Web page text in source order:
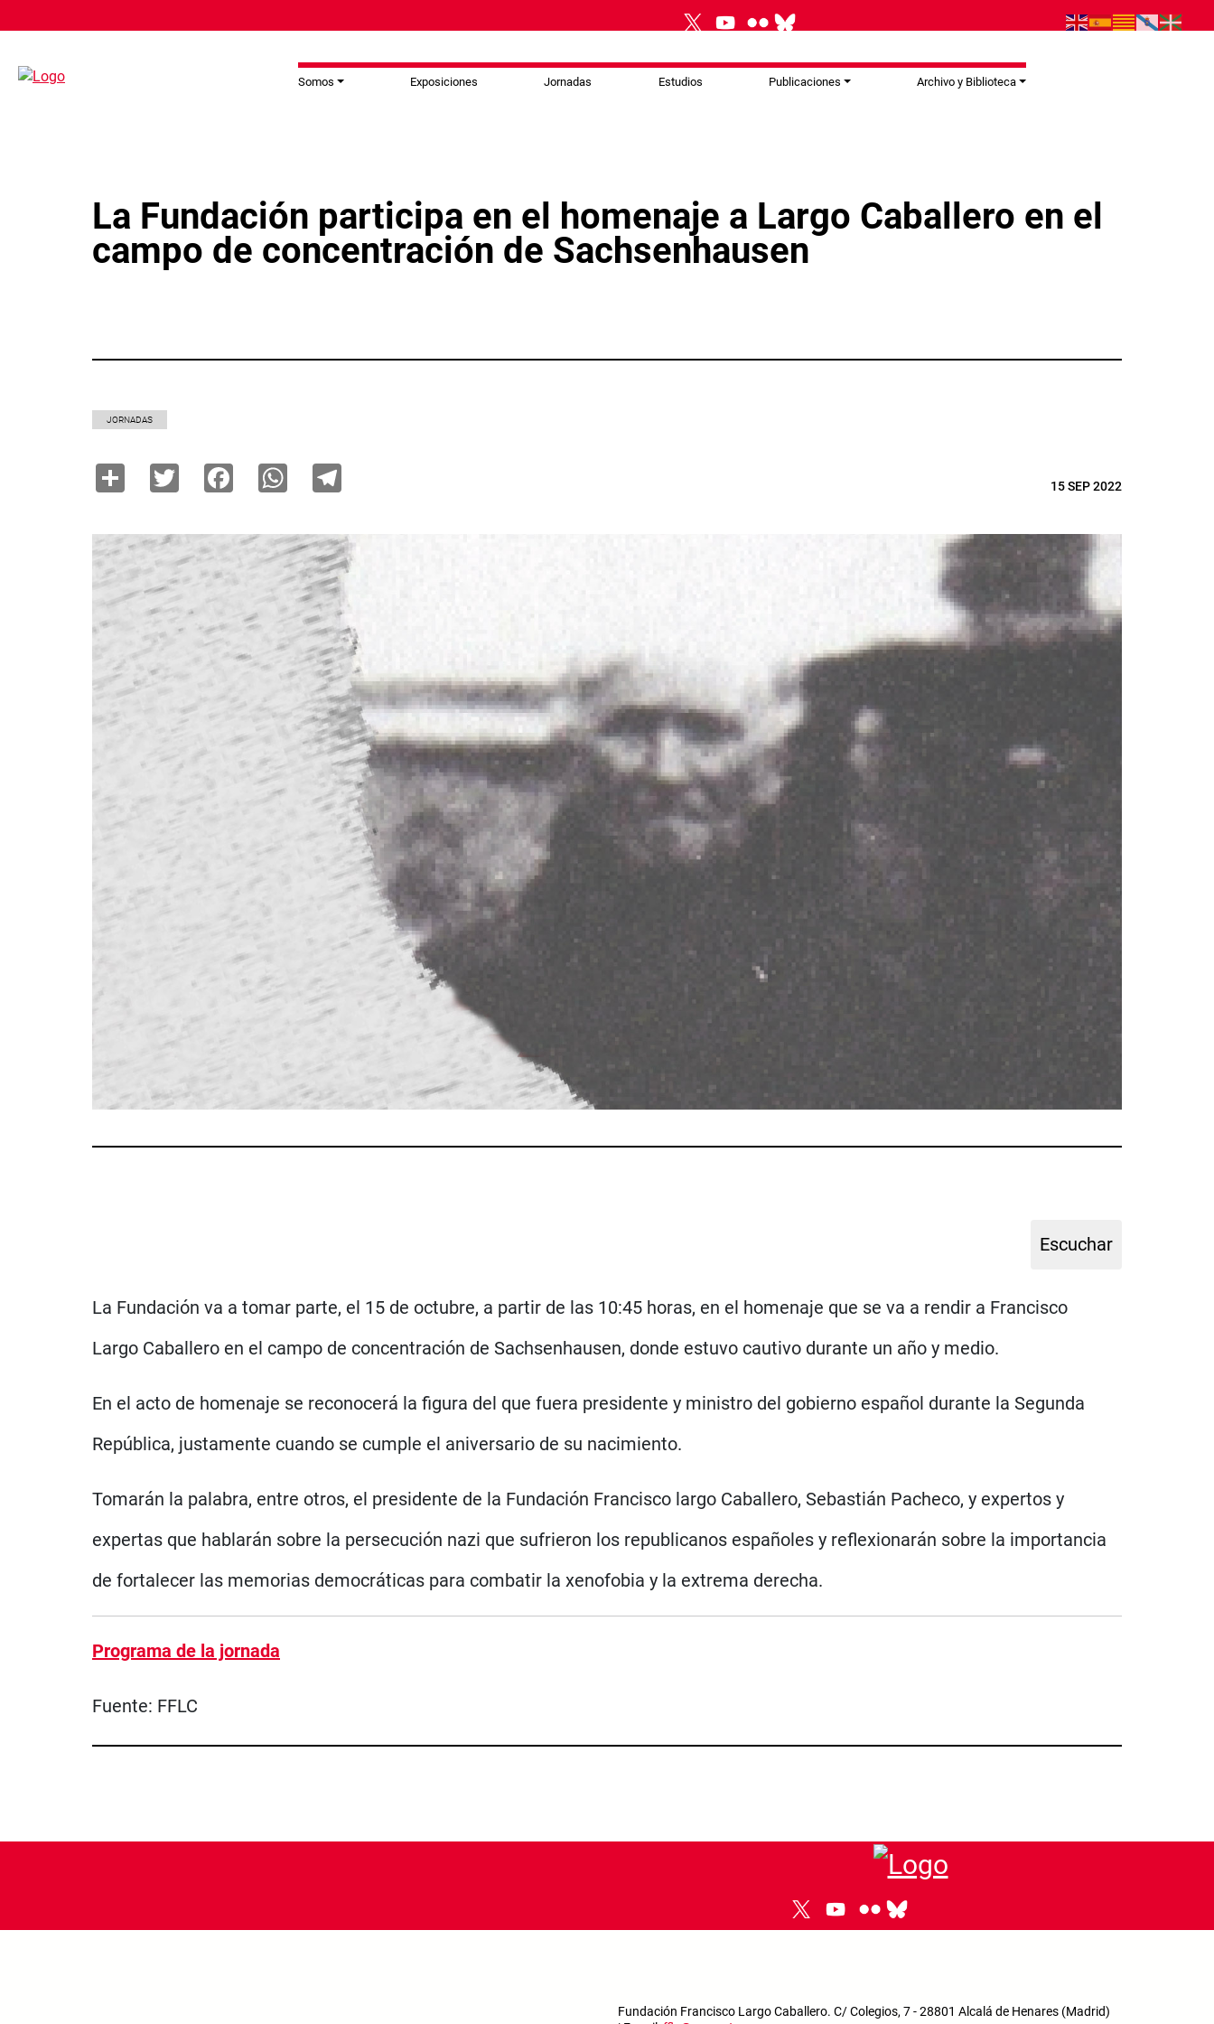
Somos Exposiciones Jornadas Estudios Publicaciones Archivo y Biblioteca
La Fundación participa en el homenaje a Largo Caballero en el
campo de concentración de Sachsenhausen
JORNADAS
Share TwitterFacebookWhatsApp 15 SEP 2022
La Fundación va a tomar parte, el 15 de octubre, a partir de las 10:45 horas, en el homenaje que se va a rendir a Francisco
Largo Caballero en el campo de concentración de Sachsenhausen, donde estuvo cautivo durante un año y medio.
En el acto de homenaje se reconocerá la figura del que fuera presidente y ministro del gobierno español durante la Segunda
República, justamente cuando se cumple el aniversario de su nacimiento.
Tomarán la palabra, entre otros, el presidente de la Fundación Francisco largo Caballero, Sebastián Pacheco, y expertos y
expertas que hablarán sobre la persecución nazi que sufrieron los republicanos españoles y reflexionarán sobre la importancia
de fortalecer las memorias democráticas para combatir la xenofobia y la extrema derecha.
Programa de la jornada
Fuente: FFLC
Fundación Francisco Largo Caballero. C/ Colegios, 7 - 28801 Alcalá de Henares (Madrid)